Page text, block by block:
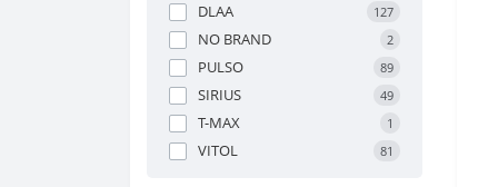
DLAA 127
NO BRAND 2
PULSO 89
SIRIUS 49
T-MAX 1
VITOL 81